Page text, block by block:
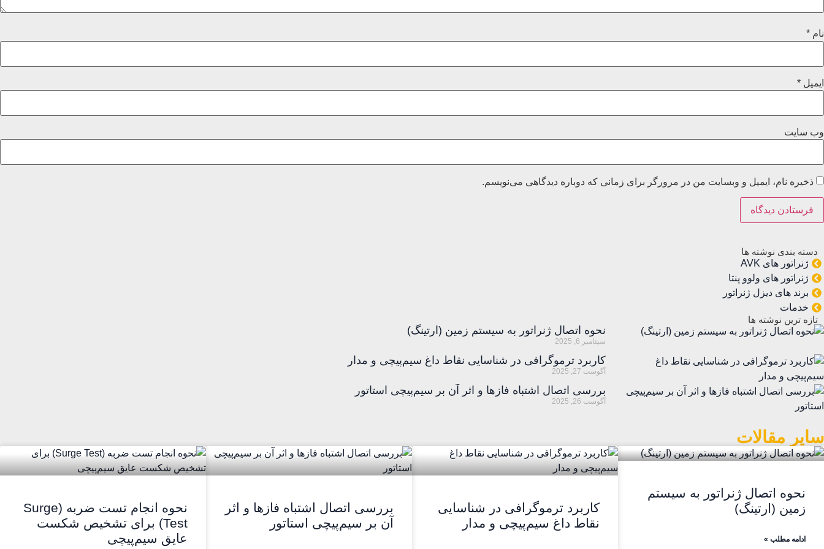
نام *
ایمیل *
وب‌ سایت
ذخیره نام، ایمیل و وبسایت من در مرورگر برای زمانی که دوباره دیدگاهی می‌نویسم.
دسته بندی نوشته ها
ژنراتور های AVK
ژنراتور های ولوو پنتا
برند های دیزل ژنراتور
خدمات
تازه ترین نوشته ها
نحوه اتصال ژنراتور به سیستم زمین (ارتینگ)
سپتامبر 6, 2025
کاربرد ترموگرافی در شناسایی نقاط داغ سیم‌پیچی و مدار
آگوست 27, 2025
بررسی اتصال اشتباه فازها و اثر آن بر سیم‌پیچی استاتور
آگوست 26, 2025
سایر مقالات
نحوه اتصال ژنراتور به سیستم
زمین (ارتینگ)
ادامه مطلب »
کاربرد ترموگرافی در شناسایی
نقاط داغ سیم‌پیچی و مدار
بررسی اتصال اشتباه فازها و اثر
آن بر سیم‌پیچی استاتور
نحوه انجام تست ضربه (Surge
Test) برای تشخیص شکست
عایق سیم‌پیچی